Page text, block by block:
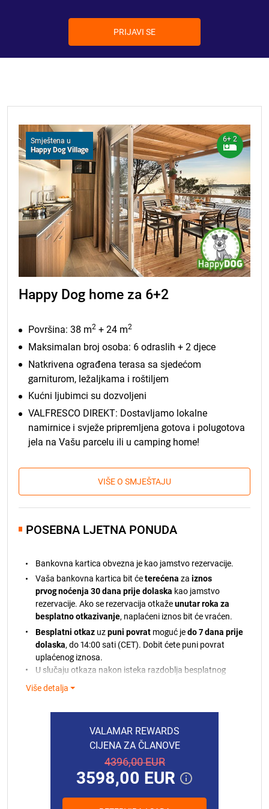
PRIJAVI SE
Smještena u
Happy Dog Village
6+ 2
Happy Dog home za 6+2
Površina: 38 m2 + 24 m2
Maksimalan broj osoba: 6 odraslih + 2 djece
Natkrivena ograđena terasa sa sjedećom
garniturom, ležaljkama i roštiljem
Kućni ljubimci su dozvoljeni
VALFRESCO DIREKT: Dostavljamo lokalne
namirnice i svježe pripremljena gotova i polugotova
jela na Vašu parcelu ili u camping home!
VIŠE O SMJEŠTAJU
POSEBNA LJETNA PONUDA
Bankovna kartica obvezna je kao jamstvo rezervacije.
Vaša bankovna kartica bit ćeterećena za iznos
prvog noćenja 30 dana prije dolaska kao jamstvo
rezervacije. Ako se rezervacija otkažeunutar roka za
besplatno otkazivanje, naplaćeni iznos bit će vraćen.
Besplatni otkaz uzpuni povrat moguć jedo 7 dana prije
dolaska, do 14:00 sati (CET). Dobit ćete puni povrat
uplaćenog iznosa.
U slučaju otkaza nakon isteka razdoblja besplatnog
otkazivanja, naplaćeni iznos neće biti vraćen.
obaviješteni. Ako ne budemo mogli teretiti vašu
rezervaciju sukladno našim pravilima.
U slučaju ranijeg odlaska ili nedolaska bez
prethodnog otkazivanja, naplatit će se puni iznos
rezervacije.
Više detalja
VALAMAR REWARDS
CIJENA ZA ČLANOVE
4396,00 EUR
3598,00 EUR